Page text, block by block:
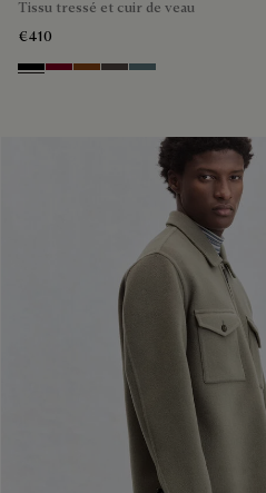
Tissu tressé et cuir de veau
€410
BlackSaint Emilion Tri
Dark Toffee
GreyStone Denim